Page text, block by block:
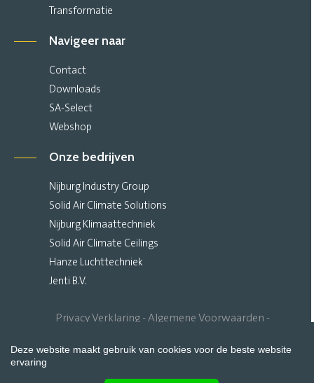
Transformatie
Navigeer naar
Contact
Downloads
SA-Select
Webshop
Onze bedrijven
Nijburg Industry Group
Solid Air Climate Solutions
Nijburg Klimaattechniek
Solid Air Climate Ceilings
Hanze Luchttechniek
Jenti B.V.
Privacy Verklaring Algemene Voorwaarden
Deze website maakt gebruik van cookies voor de beste website
ervaring